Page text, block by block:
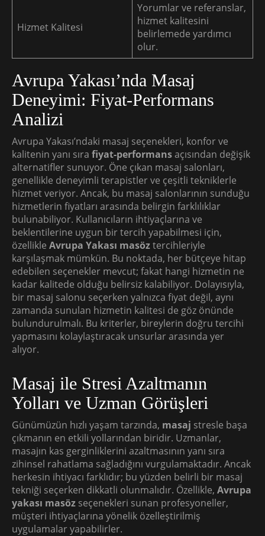
Hizmet Kalitesi
Yorumlar ve referanslar,
hizmet kalitesini
belirlemede yardımcı
olur.
Avrupa Yakası’nda Masaj
Deneyimi: Fiyat-Performans
Analizi
Avrupa Yakası’ndaki masaj seçenekleri, konfor ve
kalitenin yanı sıra fiyat-performansaçısından değişik
alternatifler sunuyor. Öne çıkan masaj salonları,
genellikle deneyimli terapistler ve çeşitli tekniklerle
hizmet veriyor. Ancak, bu masaj salonlarının sunduğu
hizmetlerin fiyatları arasında belirgin farklılıklar
bulunabiliyor. Kullanıcıların ihtiyaçlarına ve
beklentilerine uygun bir tercih yapabilmesi için,
özellikle Avrupa Yakası masöztercihleriyle
karşılaşmak mümkün. Bu noktada, her bütçeye hitap
edebilen seçenekler mevcut; fakat hangi hizmetin ne
kadar kalitede olduğu belirsiz kalabiliyor. Dolayısıyla,
bir masaj salonu seçerken yalnızca fiyat değil, aynı
zamanda sunulan hizmetin kalitesi de göz önünde
bulundurulmalı. Bu kriterler, bireylerin doğru tercihi
yapmasını kolaylaştıracak unsurlar arasında yer
alıyor.
Masaj ile Stresi Azaltmanın
Yolları ve Uzman Görüşleri
Günümüzün hızlı yaşam tarzında, masaj stresle başa
çıkmanın en etkili yollarından biridir. Uzmanlar,
masajın kas gerginliklerini azaltmasının yanı sıra
zihinsel rahatlama sağladığını vurgulamaktadır. Ancak
herkesin ihtiyacı farklıdır; bu yüzden belirli bir masaj
tekniği seçerken dikkatli olunmalıdır. Özellikle, Avrupa
yakası masöz seçenekleri sunan profesyoneller,
müşteri ihtiyaçlarına yönelik özelleştirilmiş
uygulamalar yapabilirler.